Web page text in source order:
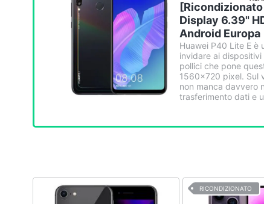
[Ricondizionato
Display 6.39"
Android Europa
Huawei P40 Lite E è
invidare ai
pollici che pone
1560x720 pixel. Sul
non manca davvero
trasferimento dati e
RICONDIZIONATO